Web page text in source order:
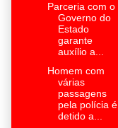
Parceria com o
Governo do
Estado
garante
auxílio a...
Homem com
várias
passagens
pela polícia é
detido a...